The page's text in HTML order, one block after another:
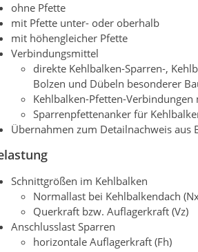
ohne Pfette
mit Pfette unter- oder oberhalb
mit höhengleicher Pfette
Verbindungsmittel
direkte Kehlbalken-Sparren-,
Bolzen und Dübeln besonderer
Kehlbalken-Pfetten-Verbindungen
Sparrenpfettenanker für
Übernahmen zum Detailnachweis aus
Schnittgrößen im Kehlbalken
Normallast bei Kehlbalkendach
Querkraft bzw. Auflagerkraft (Vz)
Anschlusslast Sparren
horizontale Auflagerkraft (Fh)